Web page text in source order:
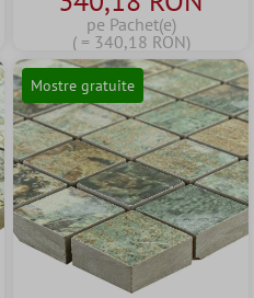
pe Pachet(e)
( = 340,18 RON)
Mostre gratuite